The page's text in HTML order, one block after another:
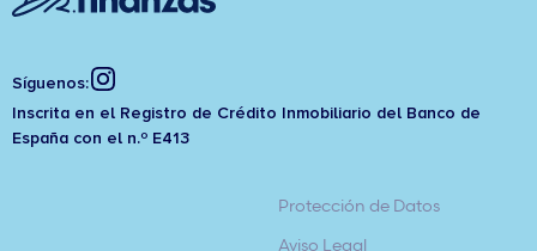
Síguenos:
Inscrita en el Registro de Crédito Inmobiliario del Banco de
España con el n.º E413
Protección de Datos
Aviso Legal